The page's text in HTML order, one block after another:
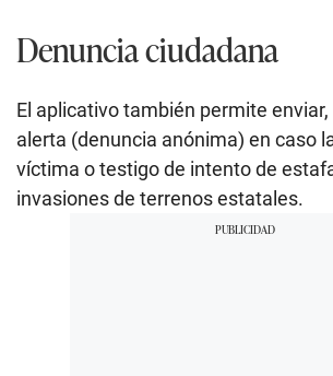
Denuncia ciudadana
El aplicativo también permite enviar,
alerta (denuncia anónima) en caso
víctima o testigo de intento de
invasiones de terrenos estatales.